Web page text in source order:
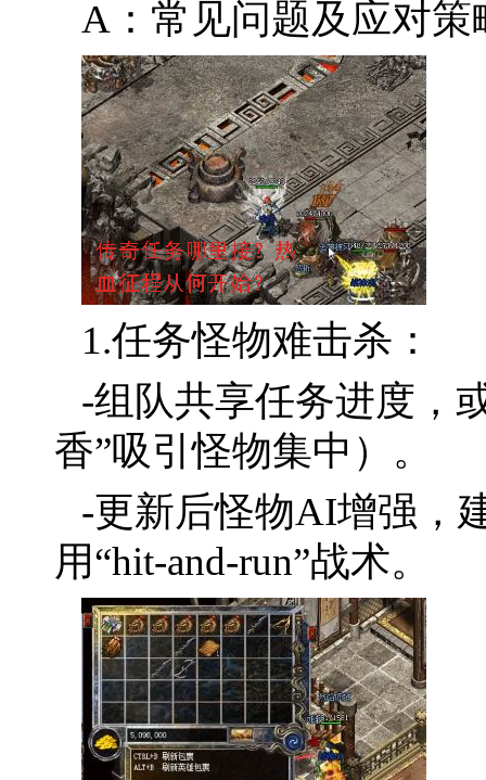
A：常见问题及应对策
1.任务怪物难击杀：
-组队共享任务进度，
香”吸引怪物集中）。
-更新后怪物AI增强，
用“hit-and-run”战术。